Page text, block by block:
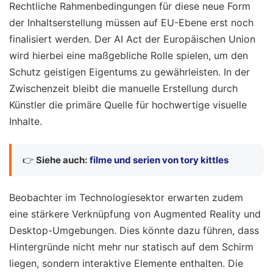
Rechtliche Rahmenbedingungen für diese neue Form
der Inhaltserstellung müssen auf EU-Ebene erst noch
finalisiert werden. Der AI Act der Europäischen Union
wird hierbei eine maßgebliche Rolle spielen, um den
Schutz geistigen Eigentums zu gewährleisten. In der
Zwischenzeit bleibt die manuelle Erstellung durch
Künstler die primäre Quelle für hochwertige visuelle
Inhalte.
👉 Siehe auch: filme und serien von tory kittles
Beobachter im Technologiesektor erwarten zudem
eine stärkere Verknüpfung von Augmented Reality und
Desktop-Umgebungen. Dies könnte dazu führen, dass
Hintergründe nicht mehr nur statisch auf dem Schirm
liegen, sondern interaktive Elemente enthalten. Die